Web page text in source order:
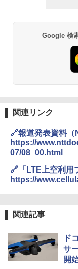
Google 検
関連リンク
🔗報道発表資料（
https://
07/08_00.html
🔗「LTE上空利用
https://
関連記事
ド
サ
開